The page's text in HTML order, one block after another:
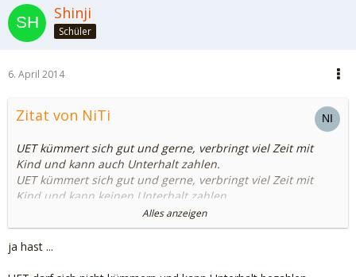
Shinji
Schüler
6. April 2014
Zitat von NiTi
UET kümmert sich gut und gerne, verbringt viel Zeit mit
Kind und kann auch Unterhalt zahlen.
UET kümmert sich gut und gerne, verbringt viel Zeit mit
Kind und kann keinen Unterhalt zahlen.
UET kümmert sich gelegentlich und kann Unterhalt zahlen.
UET kümmert sich gelegentlich und kann keinen Unterhalt
zahlen.
Alles anzeigen
ja hast ...